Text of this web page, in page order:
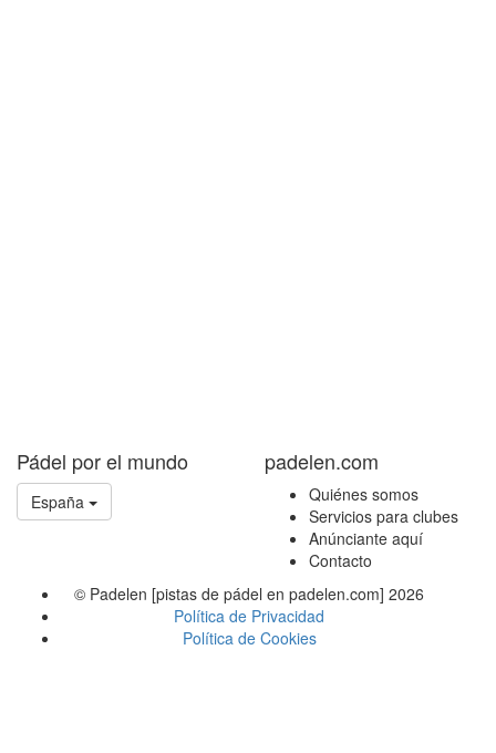
Pádel por el mundo
España
padelen.com
Quiénes somos
Servicios para clubes
Anúnciante aquí
Contacto
© Padelen [pistas de pádel en padelen.com] 2026
Política de Privacidad
Política de Cookies